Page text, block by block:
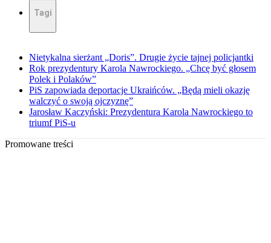
Tagi
Nietykalna sierżant „Doris”. Drugie życie tajnej policjantki
Rok prezydentury Karola Nawrockiego. „Chcę być głosem
Polek i Polaków”
PiS zapowiada deportacje Ukraińców. „Będą mieli okazję
walczyć o swoją ojczyznę”
Jarosław Kaczyński: Prezydentura Karola Nawrockiego to
triumf PiS-u
Promowane treści